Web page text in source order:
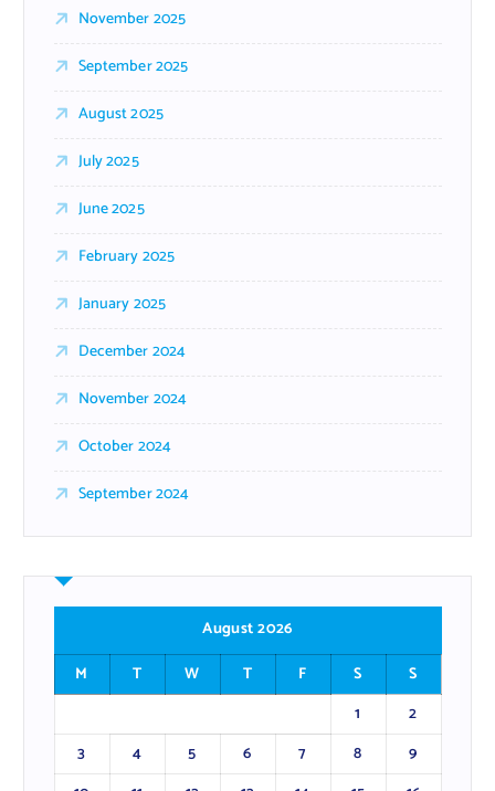
November 2025
September 2025
August 2025
July 2025
June 2025
February 2025
January 2025
December 2024
November 2024
October 2024
September 2024
August 2026
M
T W T F S
S
1
2
3
4 5 6 7 8
9